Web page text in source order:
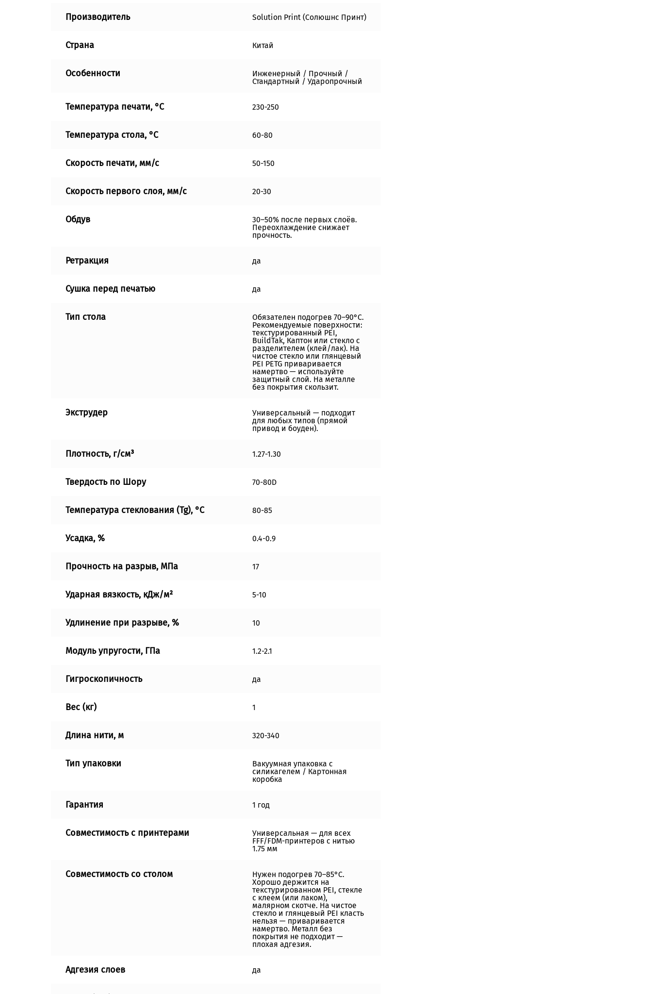
Производитель Solution Print (Солюшнс Принт)
Страна Китай
Особенности
Инженерный / Прочный /
Стандартный / Ударопрочный
Температура печати, °C 230-250
Температура стола, °C 60-80
Скорость печати, мм/с 50-150
Скорость первого слоя, мм/с 20-30
Обдув
30–50% после первых слоёв.
Переохлаждение снижает
прочность.
Ретракция да
Сушка перед печатью да
Тип стола
Обязателен подогрев 70–90°C.
Рекомендуемые поверхности:
текстурированный PEI,
BuildTak, Каптон или стекло с
разделителем (клей/лак). На
чистое стекло или глянцевый
PEI PETG приваривается
намертво — используйте
защитный слой. На металле
без покрытия скользит.
Экструдер
Универсальный — подходит
для любых типов (прямой
привод и боуден).
Плотность, г/см³ 1.27-1.30
Твердость по Шору 70-80D
Температура стеклования (Tg), °C 80-85
Усадка, % 0.4-0.9
Прочность на разрыв, МПа 17
Ударная вязкость, кДж/м² 5-10
Удлинение при разрыве, % 10
Модуль упругости, ГПа 1.2-2.1
Гигроскопичность да
Вес (кг) 1
Длина нити, м 320-340
Тип упаковки
Вакуумная упаковка с
силикагелем / Картонная
коробка
Гарантия 1 год
Совместимость с принтерами
Универсальная — для всех
FFF/FDM-принтеров с нитью
1.75 мм
Совместимость со столом
Нужен подогрев 70–85°C.
Хорошо держится на
текстурированном PEI, стекле
с клеем (или лаком),
малярном скотче. На чистое
стекло и глянцевый PEI класть
нельзя — приваривается
намертво. Металл без
покрытия не подходит —
плохая адгезия.
Адгезия слоев да